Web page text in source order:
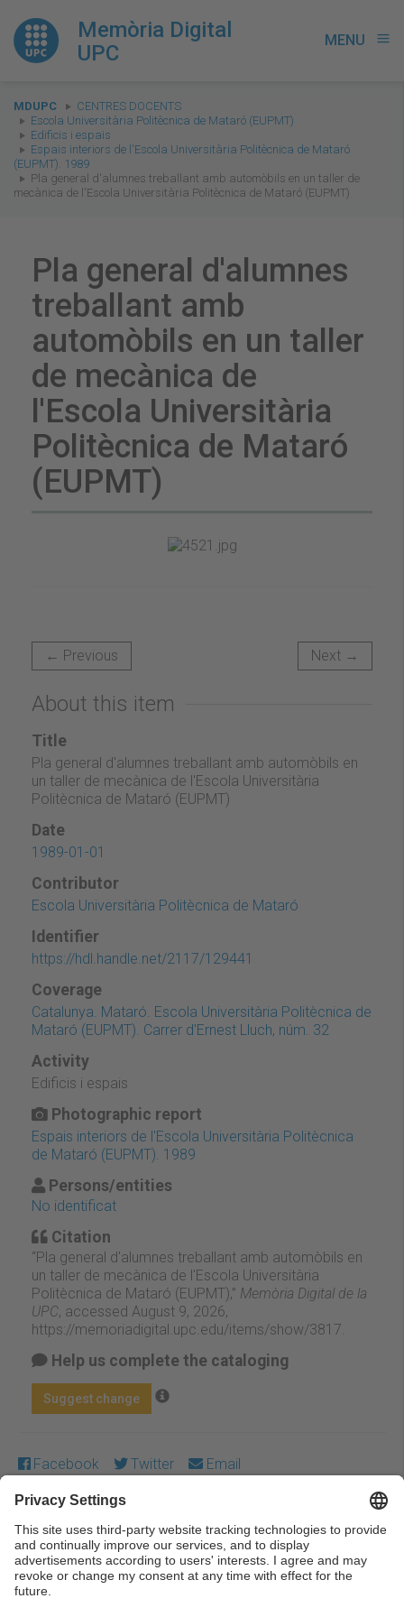
Memòria Digital
UPC
MENU menu
You
are
here:
MDUPC
CENTRES DOCENTS
Escola Universitària Politècnica de Mataró (EUPMT)
Edificis i espais
Espais interiors de l'Escola Universitària Politècnica de Mataró
(EUPMT). 1989
Pla general d'alumnes treballant amb automòbils en un taller de
mecànica de l'Escola Universitària Politècnica de Mataró (EUPMT)
Pla general d'alumnes
treballant amb
automòbils en un taller
de mecànica de
l'Escola Universitària
Politècnica de Mataró
(EUPMT)
← Previous Next →
About this item
Title
Pla general d'alumnes treballant amb automòbils en
un taller de mecànica de l'Escola Universitària
Politècnica de Mataró (EUPMT)
Date
1989-01-01
Contributor
Escola Universitària Politècnica de Mataró
Identifier
https://hdl.handle.net/2117/129441
Coverage
Catalunya. Mataró. Escola Universitària Politècnica de
Mataró (EUPMT). Carrer d'Ernest Lluch, núm. 32
Activity
Edificis i espais
Photographic report
Espais interiors de l'Escola Universitària Politècnica
de Mataró (EUPMT). 1989
Persons/entities
No identificat
Citation
“Pla general d'alumnes treballant amb automòbils en
un taller de mecànica de l'Escola Universitària
Politècnica de Mataró (EUPMT),” Memòria Digital de la
UPC, accessed August 9, 2026,
https://memoriadigital.upc.edu/items/show/3817
Help us complete the cataloging
Suggest change
Facebook Twitter Email
Except where otherwise noted, content on this work is
licensed under a Creative Commons license:Attribution-
NonCommercial-NoDerivs 3.0 Spain